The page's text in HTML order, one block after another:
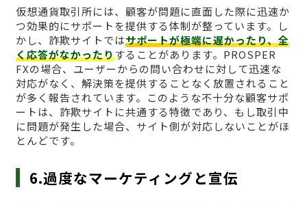
仮想通貨取引所には、顧客が問題に直面した際に迅速か
つ効果的にサポートを提供する体制が整っています。し
かし、詐欺サイトではサポートが極端に遅かったり、全
く応答がなかったりすることがあります。PROSPER
FXの場合、ユーザーからの問い合わせに対して迅速な
対応がなく、解決策を提供することなく放置されること
が多く報告されています。このような不十分な顧客サポ
ートは、詐欺サイトに共通する特徴であり、もし取引中
に問題が発生した場合、サイト側が対応しないことがほ
とんどです。
6.過度なマーケティングと宣伝